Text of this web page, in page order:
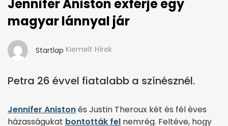
Jennifer Aniston exférje egy
magyar lánnyal jár
Startlap Kiemelt Hírek
Petra 26 évvel fiatalabb a színésznél.
Jennifer Anistonés Justin Theroux két és fél éves
házasságukat bontották fel nemrég. Feltéve, hogy